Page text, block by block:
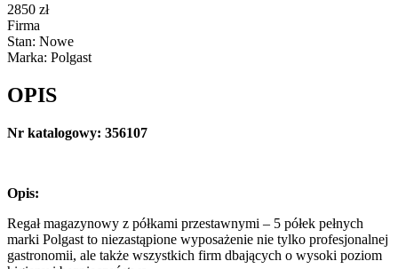
2850 zł
Firma
Stan: Nowe
Marka: Polgast
OPIS
Nr katalogowy: 356107
Opis:
Regał magazynowy z półkami przestawnymi – 5 półek pełnych
marki Polgast to niezastąpione wyposażenie nie tylko profesjonalnej
gastronomii, ale także wszystkich firm dbających o wysoki poziom